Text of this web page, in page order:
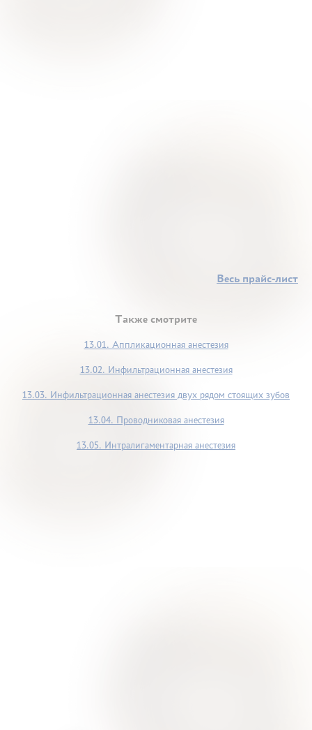
Весь прайс-лист
Также смотрите
13.01. Аппликационная анестезия
13.02. Инфильтрационная анестезия
13.03. Инфильтрационная анестезия двух рядом стоящих зубов
13.04. Проводниковая анестезия
13.05. Интралигаментарная анестезия